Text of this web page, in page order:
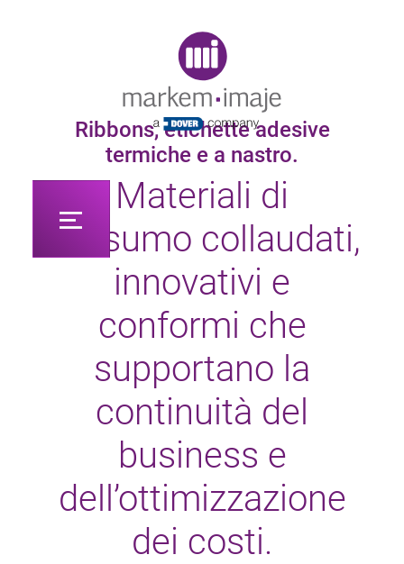
Ribbons, etichette adesive
termiche e a nastro.
Materiali di
consumo collaudati,
innovativi e
conformi che
supportano la
continuità del
business e
dell’ottimizzazione
dei costi.